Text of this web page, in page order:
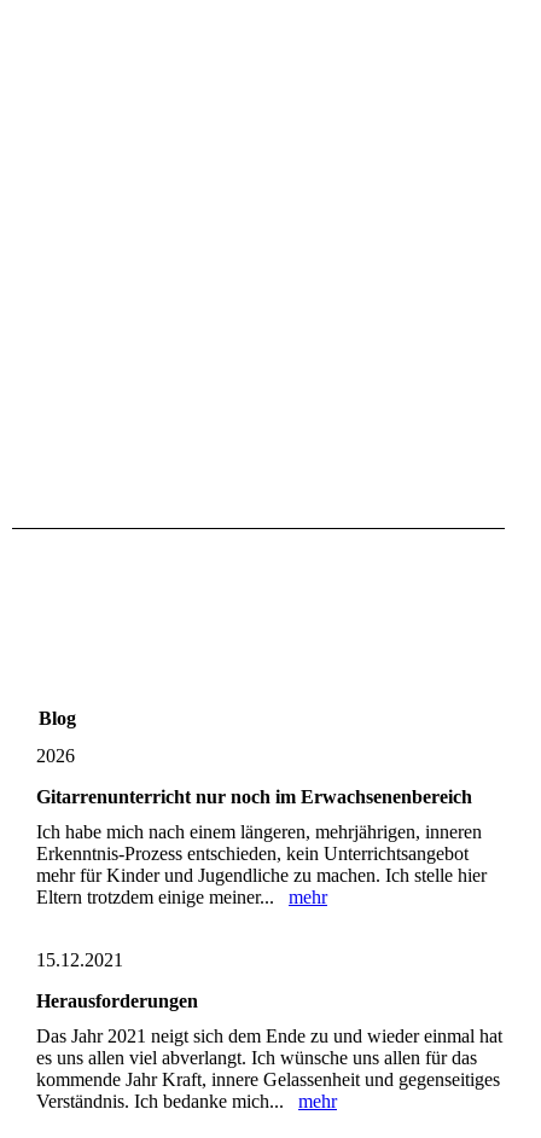
Blog
2026
Gitarrenunterricht nur noch im Erwachsenenbereich
Ich habe mich nach einem längeren, mehrjährigen, inneren
Erkenntnis-Prozess entschieden, kein Unterrichtsangebot
mehr für Kinder und Jugendliche zu machen. Ich stelle hier
Eltern trotzdem einige meiner... mehr
15.12.2021
Herausforderungen
Das Jahr 2021 neigt sich dem Ende zu und wieder einmal hat
es uns allen viel abverlangt. Ich wünsche uns allen für das
kommende Jahr Kraft, innere Gelassenheit und gegenseitiges
Verständnis. Ich bedanke mich... mehr